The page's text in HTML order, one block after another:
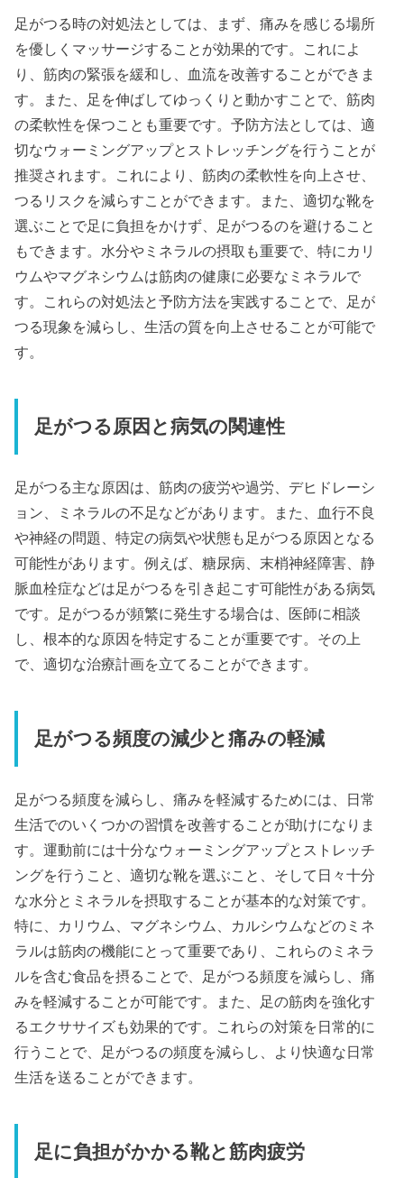
足がつる時の対処法としては、まず、痛みを感じる場所
を優しくマッサージすることが効果的です。これによ
り、筋肉の緊張を緩和し、血流を改善することができま
す。また、足を伸ばしてゆっくりと動かすことで、筋肉
の柔軟性を保つことも重要です。予防方法としては、適
切なウォーミングアップとストレッチングを行うことが
推奨されます。これにより、筋肉の柔軟性を向上させ、
つるリスクを減らすことができます。また、適切な靴を
選ぶことで足に負担をかけず、足がつるのを避けること
もできます。水分やミネラルの摂取も重要で、特にカリ
ウムやマグネシウムは筋肉の健康に必要なミネラルで
す。これらの対処法と予防方法を実践することで、足が
つる現象を減らし、生活の質を向上させることが可能で
す。
足がつる原因と病気の関連性
足がつる主な原因は、筋肉の疲労や過労、デヒドレーシ
ョン、ミネラルの不足などがあります。また、血行不良
や神経の問題、特定の病気や状態も足がつる原因となる
可能性があります。例えば、糖尿病、末梢神経障害、静
脈血栓症などは足がつるを引き起こす可能性がある病気
です。足がつるが頻繁に発生する場合は、医師に相談
し、根本的な原因を特定することが重要です。その上
で、適切な治療計画を立てることができます。
足がつる頻度の減少と痛みの軽減
足がつる頻度を減らし、痛みを軽減するためには、日常
生活でのいくつかの習慣を改善することが助けになりま
す。運動前には十分なウォーミングアップとストレッチ
ングを行うこと、適切な靴を選ぶこと、そして日々十分
な水分とミネラルを摂取することが基本的な対策です。
特に、カリウム、マグネシウム、カルシウムなどのミネ
ラルは筋肉の機能にとって重要であり、これらのミネラ
ルを含む食品を摂ることで、足がつる頻度を減らし、痛
みを軽減することが可能です。また、足の筋肉を強化す
るエクササイズも効果的です。これらの対策を日常的に
行うことで、足がつるの頻度を減らし、より快適な日常
生活を送ることができます。
足に負担がかかる靴と筋肉疲労